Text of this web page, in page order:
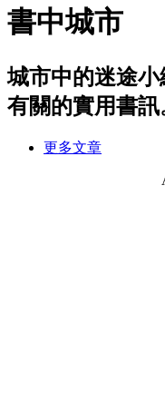
書中城市
城市中的迷途
有關的實用書訊
更多文章